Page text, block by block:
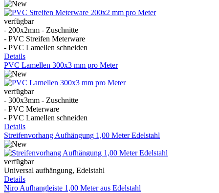
verfügbar
- 200x2mm - Zuschnitte
- PVC Streifen Meterware
- PVC Lamellen schneiden
Details
PVC Lamellen 300x3 mm pro Meter
verfügbar
- 300x3mm - Zuschnitte
- PVC Meterware
- PVC Lamellen schneiden
Details
Streifenvorhang Aufhängung 1,00 Meter Edelstahl
verfügbar
Universal aufhängung, Edelstahl
Details
Niro Aufhangleiste 1,00 Meter aus Edelstahl